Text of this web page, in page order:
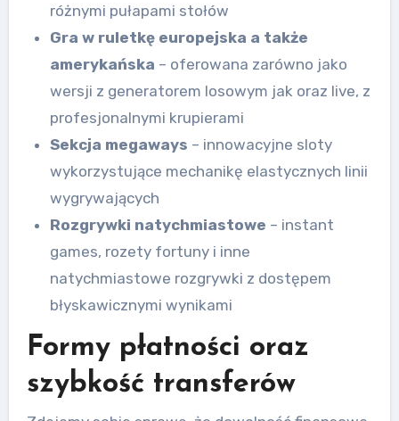
różnymi pułapami stołów
Gra w ruletkę europejska a także
amerykańska – oferowana zarówno jako
wersji z generatorem losowym jak oraz live, z
profesjonalnymi krupierami
Sekcja megaways – innowacyjne sloty
wykorzystujące mechanikę elastycznych linii
wygrywających
Rozgrywki natychmiastowe – instant
games, rozety fortuny i inne
natychmiastowe rozgrywki z dostępem
błyskawicznymi wynikami
Formy płatności oraz
szybkość transferów